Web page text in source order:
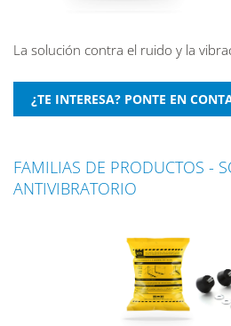
La solución contra el ruido y la
FAMILIAS DE PRODUCTOS -
ANTIVIBRATORIO